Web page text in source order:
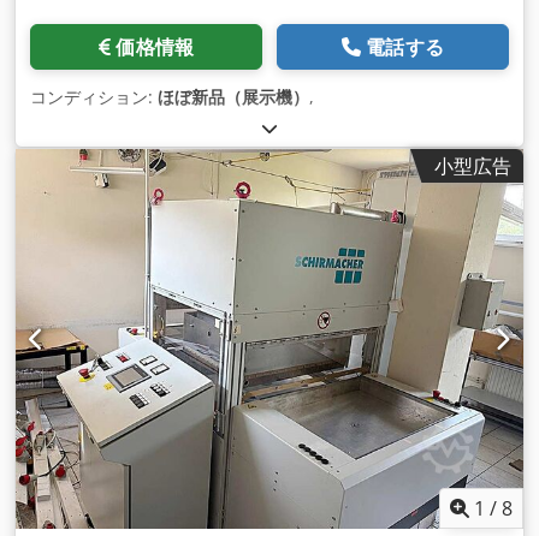
価格情報 電話する
コンディション: ほぼ新品（展示機） ,
小型広告
1 /8